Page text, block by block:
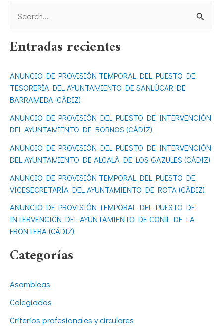
s
a
r
p
o
r
:
Entradas recientes
ANUNCIO DE PROVISIÓN TEMPORAL DEL PUESTO DE
TESORERÍA DEL AYUNTAMIENTO DE SANLÚCAR DE
BARRAMEDA (CÁDIZ)
ANUNCIO DE PROVISIÓN DEL PUESTO DE INTERVENCIÓN
DEL AYUNTAMIENTO DE BORNOS (CÁDIZ)
ANUNCIO DE PROVISIÓN DEL PUESTO DE INTERVENCIÓN
DEL AYUNTAMIENTO DE ALCALÁ DE LOS GAZULES (CÁDIZ)
ANUNCIO DE PROVISIÓN TEMPORAL DEL PUESTO DE
VICESECRETARÍA DEL AYUNTAMIENTO DE ROTA (CÁDIZ)
ANUNCIO DE PROVISIÓN TEMPORAL DEL PUESTO DE
INTERVENCIÓN DEL AYUNTAMIENTO DE CONIL DE LA
FRONTERA (CÁDIZ)
Categorías
Asambleas
Colegiados
Criterios profesionales y circulares